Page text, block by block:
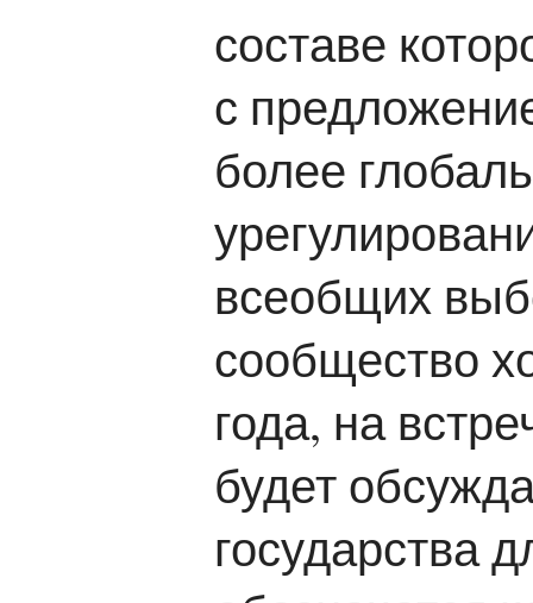
составе
с
более
всеобщих
сообщество
года, на
будет
государства